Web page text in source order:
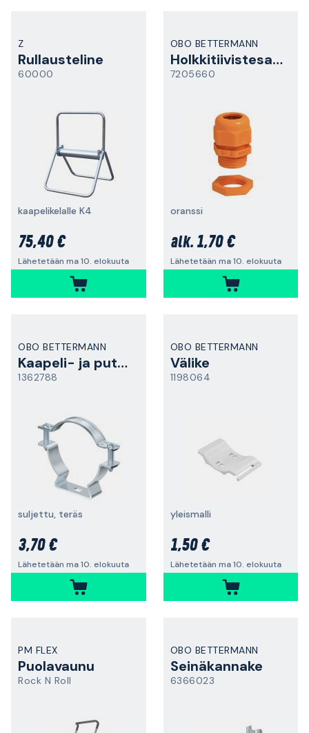
Z
Rullausteline
60000
kaapelikelalle K4
75,40 €
Lähetetään ma 10. elokuuta
OBO BETTERMANN
Holkkitiivistesarja
7205660
oranssi
alk. 1,70 €
Lähetetään ma 10. elokuuta
OBO BETTERMANN
Kaapeli- ja putkikiinnike
1362788
suljettu, teräs
3,70 €
Lähetetään ma 10. elokuuta
OBO BETTERMANN
Välike
1198064
yleismalli
1,50 €
Lähetetään ma 10. elokuuta
PM FLEX
Puolavaunu
Rock N Roll
OBO BETTERMANN
Seinäkannake
6366023